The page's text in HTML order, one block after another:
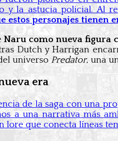
y la astucia policial. Al
estos personajes tienen
Naru como nueva figura
Dutch y Harrigan
universo Predator, una
era
de la saga con una
a una narrativa más
lore que conecta líneas